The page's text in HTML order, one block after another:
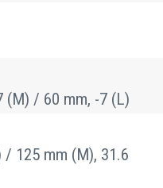
(M) / 60 mm, -7 (L)
125 mm (M), 31.6